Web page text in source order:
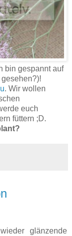
bin gespannt auf
. Wir wollen
euch
füttern ;D.
glänzende